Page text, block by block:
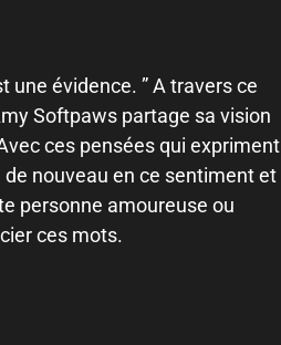
une évidence. ” A travers ce
Softpaws partage sa vision
ces pensées qui expriment
de nouveau en ce sentiment et
personne amoureuse ou
ces mots.